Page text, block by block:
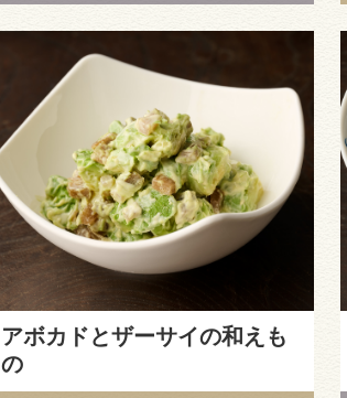
アボカドとザーサイの和えも
の